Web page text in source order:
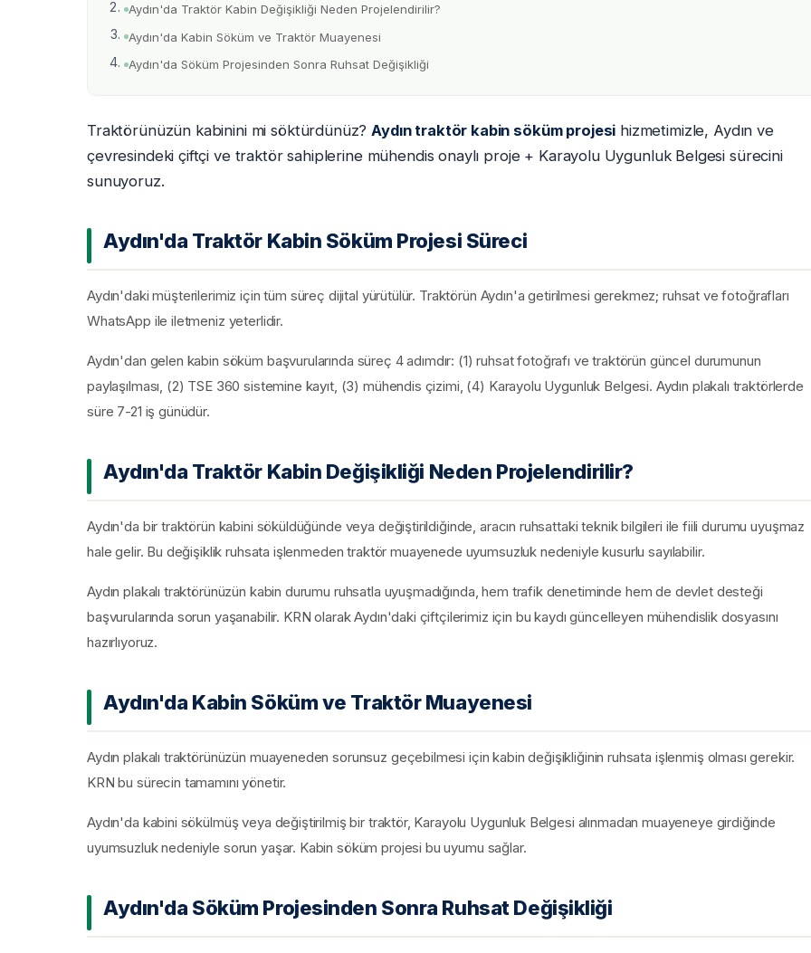
Aydın'da Traktör Kabin Değişikliği Neden Projelendirilir?
Aydın'da Kabin Söküm ve Traktör Muayenesi
Aydın'da Söküm Projesinden Sonra Ruhsat Değişikliği
Traktörünüzün kabinini mi söktürdünüz?Aydın traktör kabin söküm projesi hizmetimizle, Aydın ve
çevresindeki çiftçi ve traktör sahiplerine mühendis onaylı proje + Karayolu Uygunluk Belgesi sürecini
sunuyoruz.
Aydın'da Traktör Kabin Söküm Projesi Süreci
Aydın'daki müşterilerimiz için tüm süreç dijital yürütülür. Traktörün Aydın'a getirilmesi gerekmez; ruhsat ve fotoğrafları
WhatsApp ile iletmeniz yeterlidir.
Aydın'dan gelen kabin söküm başvurularında süreç 4 adımdır: (1) ruhsat fotoğrafı ve traktörün güncel durumunun
paylaşılması, (2) TSE 360 sistemine kayıt, (3) mühendis çizimi, (4) Karayolu Uygunluk Belgesi. Aydın plakalı traktörlerde
süre 7-21 iş günüdür.
Aydın'da Traktör Kabin Değişikliği Neden Projelendirilir?
Aydın'da bir traktörün kabini söküldüğünde veya değiştirildiğinde, aracın ruhsattaki teknik bilgileri ile fiili durumu uyuşmaz
hale gelir. Bu değişiklik ruhsata işlenmeden traktör muayenede uyumsuzluk nedeniyle kusurlu sayılabilir.
Aydın plakalı traktörünüzün kabin durumu ruhsatla uyuşmadığında, hem trafik denetiminde hem de devlet desteği
başvurularında sorun yaşanabilir. KRN olarak Aydın'daki çiftçilerimiz için bu kaydı güncelleyen mühendislik dosyasını
hazırlıyoruz.
Aydın'da Kabin Söküm ve Traktör Muayenesi
Aydın plakalı traktörünüzün muayeneden sorunsuz geçebilmesi için kabin değişikliğinin ruhsata işlenmiş olması gerekir.
KRN bu sürecin tamamını yönetir.
Aydın'da kabini sökülmüş veya değiştirilmiş bir traktör, Karayolu Uygunluk Belgesi alınmadan muayeneye girdiğinde
uyumsuzluk nedeniyle sorun yaşar. Kabin söküm projesi bu uyumu sağlar.
Aydın'da Söküm Projesinden Sonra Ruhsat Değişikliği